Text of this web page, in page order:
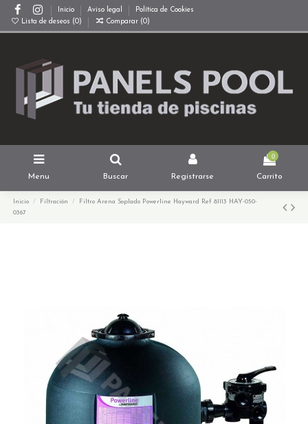
Inicio Aviso legal
Política de Cookies
Lista de deseos (0) Comparar (0)
Menu Buscar Registrarse
0
Carrito
Inicio Filtración
Filtro Arena Soplado Powerline Hayward Ref 81113 HAY-050-
0367